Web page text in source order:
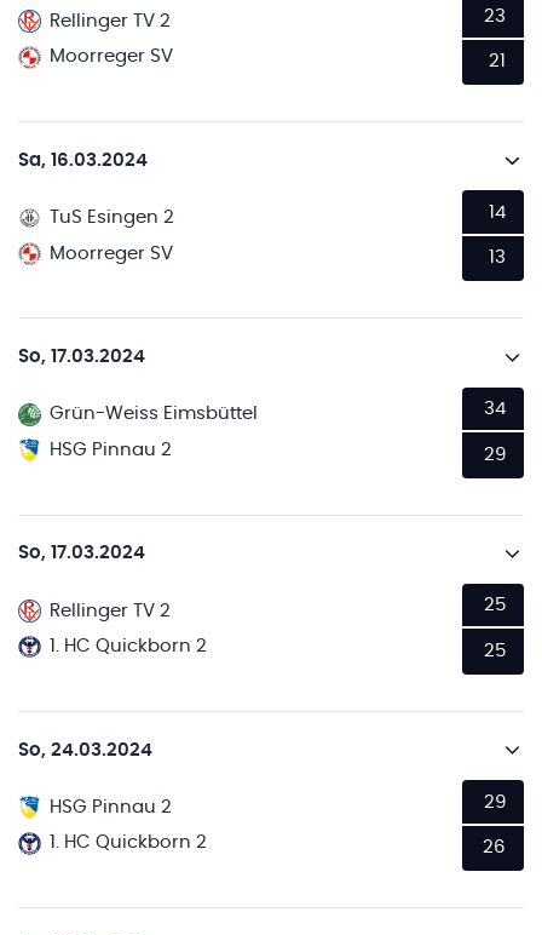
Rellinger TV 2
Moorreger SV
23
21
Sa, 16.03.2024
TuS Esingen 2
Moorreger SV
14
13
So, 17.03.2024
Grün-Weiss Eimsbüttel
HSG Pinnau 2
34
29
So, 17.03.2024
Rellinger TV 2
1. HC Quickborn 2
25
25
So, 24.03.2024
HSG Pinnau 2
1. HC Quickborn 2
29
26